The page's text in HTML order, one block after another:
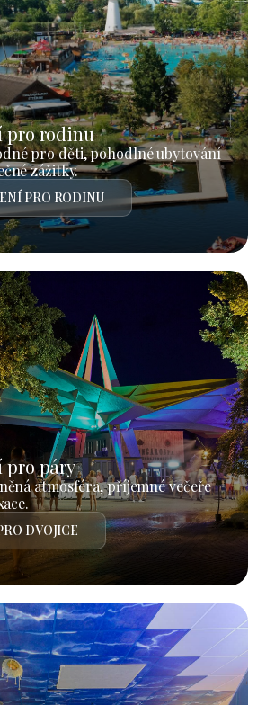
pro rodinu
pro děti, pohodlné ubytování
zážitky.
PRO RODINU
pro páry
atmosféra, příjemné večeře
DVOJICE